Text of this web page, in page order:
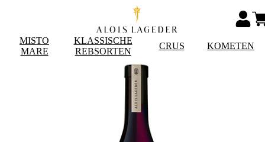
MISTO
MARE
KLASSISCHE
REBSORTEN
CRUS KOMETEN